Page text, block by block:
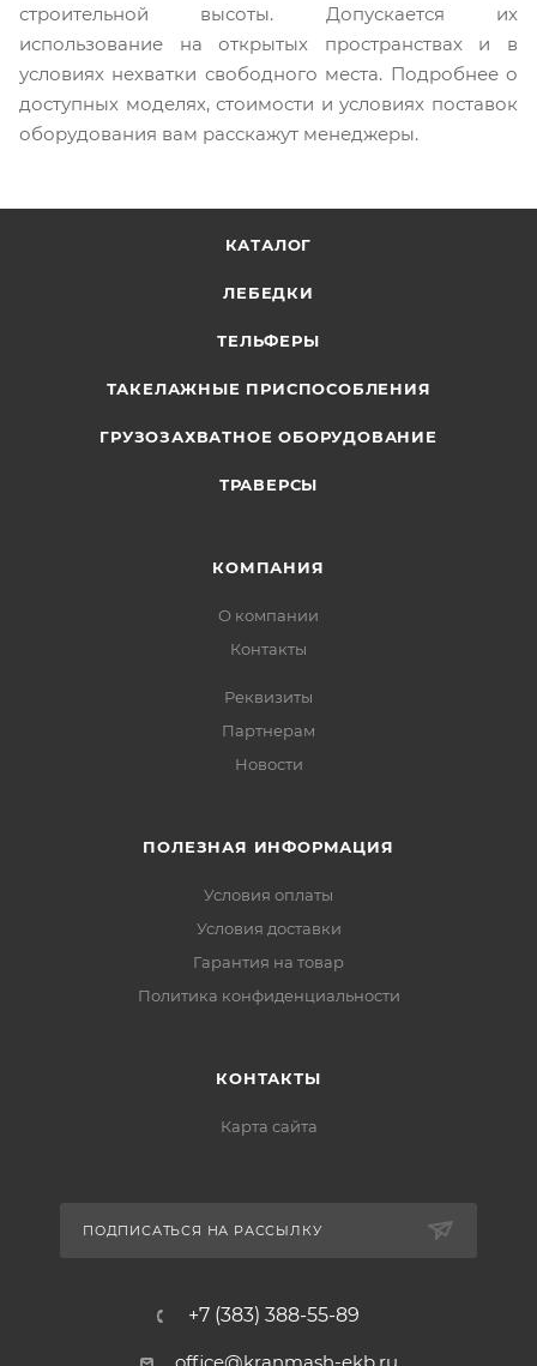
строительной высоты. Допускается их
использование на открытых пространствах и в
условиях нехватки свободного места. Подробнее о
доступных моделях, стоимости и условиях поставок
оборудования вам расскажут менеджеры.
КАТАЛОГ
ЛЕБЕДКИ
ТЕЛЬФЕРЫ
ТАКЕЛАЖНЫЕ ПРИСПОСОБЛЕНИЯ
ГРУЗОЗАХВАТНОЕ ОБОРУДОВАНИЕ
ТРАВЕРСЫ
КОМПАНИЯ
О компании
Контакты
Реквизиты
Партнерам
Новости
ПОЛЕЗНАЯ ИНФОРМАЦИЯ
Условия оплаты
Условия доставки
Гарантия на товар
Политика конфиденциальности
КОНТАКТЫ
Карта сайта
ПОДПИСАТЬСЯ НА РАССЫЛКУ
+7 (383) 388-55-89